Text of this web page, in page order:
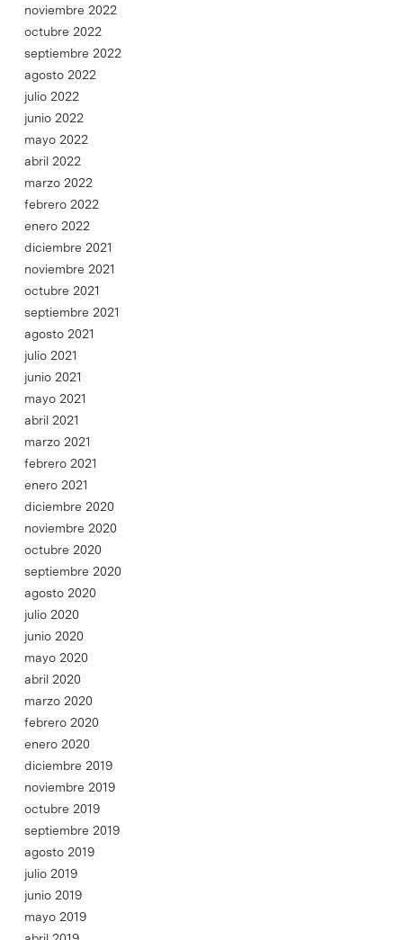
noviembre 2022
octubre 2022
septiembre 2022
agosto 2022
julio 2022
junio 2022
mayo 2022
abril 2022
marzo 2022
febrero 2022
enero 2022
diciembre 2021
noviembre 2021
octubre 2021
septiembre 2021
agosto 2021
julio 2021
junio 2021
mayo 2021
abril 2021
marzo 2021
febrero 2021
enero 2021
diciembre 2020
noviembre 2020
octubre 2020
septiembre 2020
agosto 2020
julio 2020
junio 2020
mayo 2020
abril 2020
marzo 2020
febrero 2020
enero 2020
diciembre 2019
noviembre 2019
octubre 2019
septiembre 2019
agosto 2019
julio 2019
junio 2019
mayo 2019